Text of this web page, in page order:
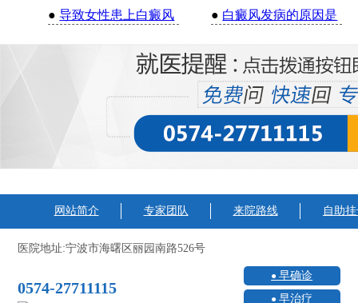
●导致女性患上白癜风 ● 白癜风发病的原因是
网站简介 专家团队 来院路线 自助
医院地址:宁波市海曙区丽园南路526号
0574-27711115
早确诊
早治疗